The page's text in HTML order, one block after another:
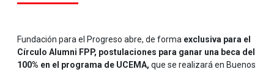
Fundación para el Progreso abre, de forma exclusiva para el
Círculo Alumni FPP, postulaciones para ganar una beca del
100% en el programa de UCEMA, que se realizará en Buenos